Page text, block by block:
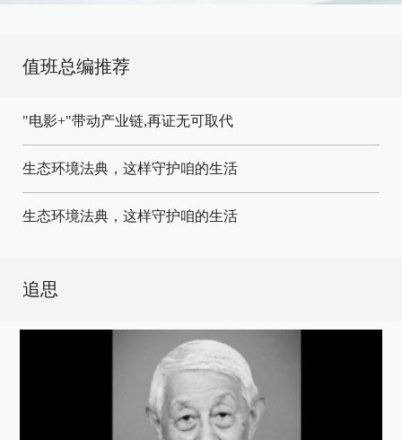
值班总编推荐
"电影+"带动产业链,再证无可取代
生态环境法典，这样守护咱的生活
生态环境法典，这样守护咱的生活
追思